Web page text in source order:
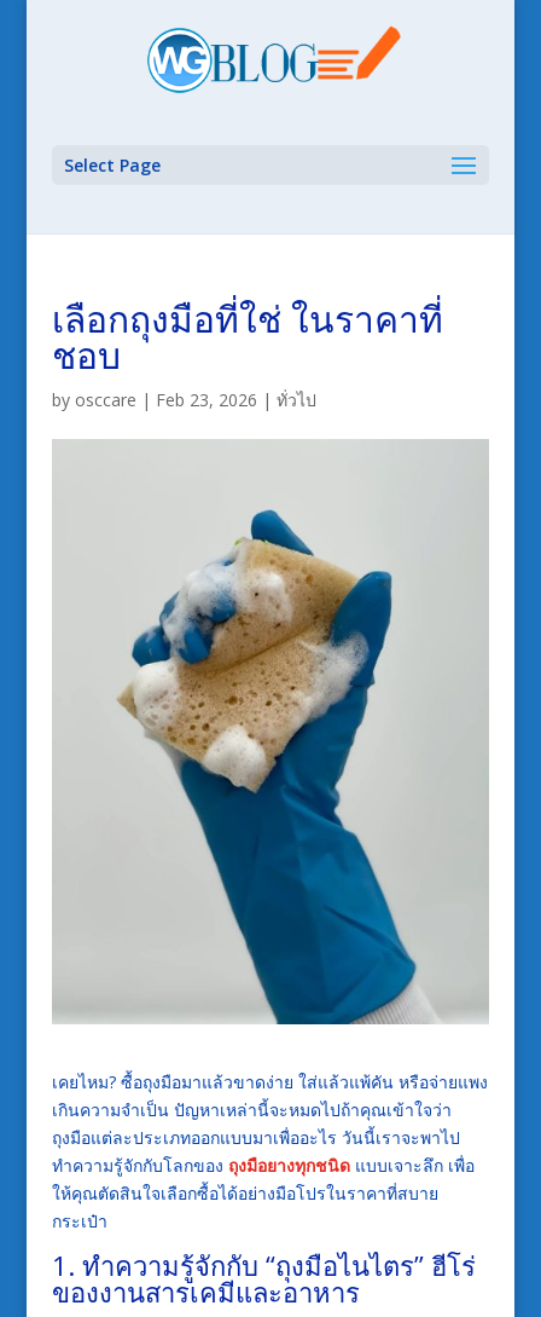
Select Page
เลือกถุงมือที่ใช่ ในราคาที่
ชอบ
by osccare | Feb 23, 2026 | ทั่วไป
เคยไหม? ซื้อถุงมือมาแล้วขาดง่าย ใส่แล้วแพ้คัน หรือจ่ายแพง
เกินความจำเป็น ปัญหาเหล่านี้จะหมดไปถ้าคุณเข้าใจว่า
ถุงมือแต่ละประเภทออกแบบมาเพื่ออะไร วันนี้เราจะพาไป
ทำความรู้จักกับโลกของ ถุงมือยางทุกชนิดแบบเจาะลึก เพื่อ
ให้คุณตัดสินใจเลือกซื้อได้อย่างมือโปรในราคาที่สบาย
กระเป๋า
1. ทำความรู้จักกับ “ถุงมือไนไตร” ฮีโร่
ของงานสารเคมีและอาหาร